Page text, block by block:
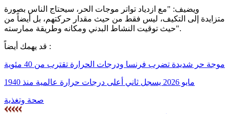
ويضيف: "مع ازدياد تواتر موجات الحر، سيحتاج الناس بصورة
متزايدة إلى التكيف، ليس فقط من حيث مقدار حركتهم، بل أيضاً من
حيث توقيت النشاط البدني ومكانه وطريقة ممارسته".
قد يهمك أيضاً :
موجة حر شديدة تضرب فرنسا ودرجات الحرارة تقترب من 40 مئوية
مايو 2026 يسجل ثاني أعلى درجات حرارة عالمية منذ 1940
صحة وتغذية